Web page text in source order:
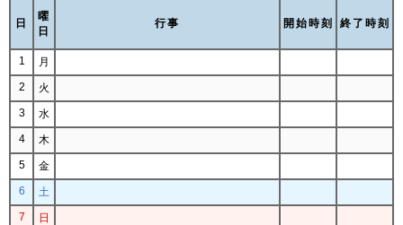
日
曜
日
行事 開始時刻 終了時刻
1
月
2
火
3
水
4
木
5
金
6
土
7
日